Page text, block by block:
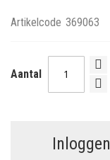
Artikelcode 369063
Aantal
Inloggen